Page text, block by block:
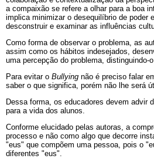
a compaixão se refere a olhar para a boa
implica minimizar o desequilíbrio de poder
desconstruir e examinar as influências
Como forma de observar o problema, as
assim como os hábitos indesejados,
uma percepção do problema, distinguindo-
Para evitar o Bullying não é preciso falar
saber o que significa, porém não lhe será
Dessa forma, os educadores devem advir
para a vida dos alunos.
Conforme elucidado pelas autoras, a
processo e não como algo que decorre
"eus" que compõem uma pessoa, pois o
diferentes "eus".